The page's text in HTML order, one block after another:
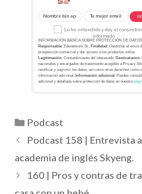
INFORMACIÓN BÁSICA SOBRE PROTECCIÓN DE
Responsable: Edunetwork SL. Finalidad : Gestionar el envío
prospección comercial y dar acceso a los productos online
Legitimación: Consentimiento del interesado. Destinatarios:
nacionales y encargados de tratamiento acogidos a Privacy
rectificar y suprimir los datos, así como otros derechos como
información adicional. Información adicional: Puedes
adicional y detallada sobre protección de datos en nuestra
Lo he entendido y doy el
informado
Podcast
Podcast 158 | Entrevista
academia de inglés Skyeng.
160 | Pros y contras de